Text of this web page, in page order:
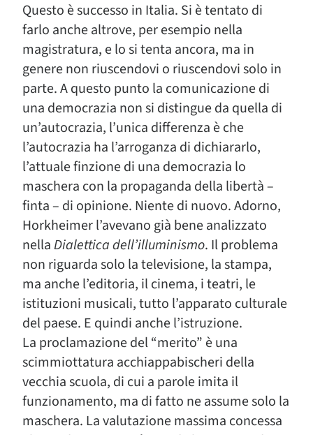
Questo è successo in Italia. Si è tentato di
farlo anche altrove, per esempio nella
magistratura, e lo si tenta ancora, ma in
genere non riuscendovi o riuscendovi solo in
parte. A questo punto la comunicazione di
una democrazia non si distingue da quella di
un’autocrazia, l’unica differenza è che
l’autocrazia ha l’arroganza di dichiararlo,
l’attuale finzione di una democrazia lo
maschera con la propaganda della libertà –
finta – di opinione. Niente di nuovo. Adorno,
Horkheimer l’avevano già bene analizzato
nellaDialettica dell’illuminismo. Il problema
non riguarda solo la televisione, la stampa,
ma anche l’editoria, il cinema, i teatri, le
istituzioni musicali, tutto l’apparato culturale
del paese. E quindi anche l’istruzione.
La proclamazione del “merito” è una
scimmiottatura acchiappabischeri della
vecchia scuola, di cui a parole imita il
funzionamento, ma di fatto ne assume solo la
maschera. La valutazione massima concessa